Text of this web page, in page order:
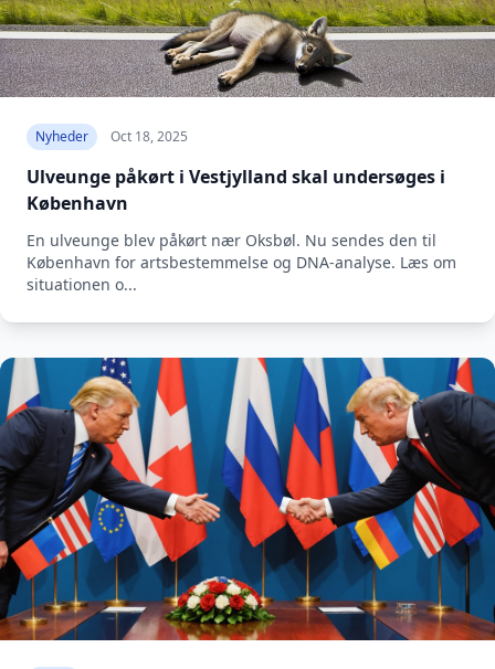
Nyheder Oct 18, 2025
Ulveunge påkørt i Vestjylland skal undersøges i
København
En ulveunge blev påkørt nær Oksbøl. Nu sendes den til
København for artsbestemmelse og DNA-analyse. Læs om
situationen o...